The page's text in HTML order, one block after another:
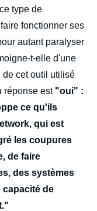
type de
fonctionner ses
autant paralyser
t-elle d'une
cet outil utilisé
réponse est "oui" :
ce qu'ils
qui est
les coupures
de faire
des systèmes
de